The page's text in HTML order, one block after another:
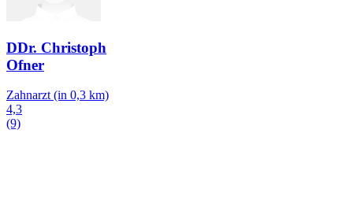
DDr. Christoph
Ofner
Zahnarzt (in 0,3 km)
4,3
(9)